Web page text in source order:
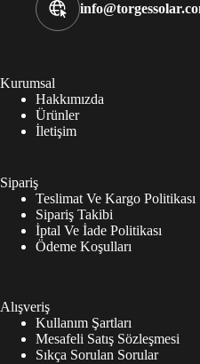
Kurumsal
Hakkımızda
Ürünler
İletişim
Sipariş
Teslimat Ve Kargo Politikası
Sipariş Takibi
İptal Ve İade Politikası
Ödeme Koşulları
Alışveriş
Kullanım Şartları
Mesafeli Satış Sözleşmesi
Sıkça Sorulan Sorular